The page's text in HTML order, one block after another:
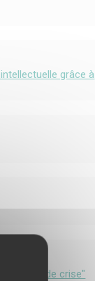
grâce à
risques de crise"